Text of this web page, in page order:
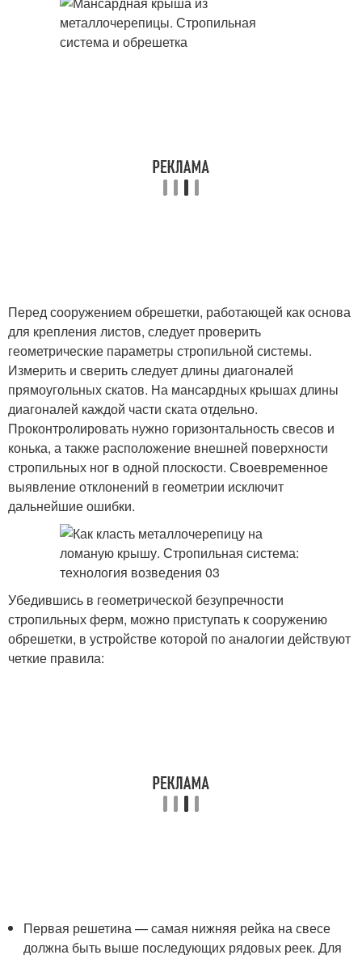
Перед сооружением обрешетки, работающей как основа
для крепления листов, следует проверить
геометрические параметры стропильной системы.
Измерить и сверить следует длины диагоналей
прямоугольных скатов. На мансардных крышах длины
диагоналей каждой части ската отдельно.
Проконтролировать нужно горизонтальность свесов и
конька, а также расположение внешней поверхности
стропильных ног в одной плоскости. Своевременное
выявление отклонений в геометрии исключит
дальнейшие ошибки.
Убедившись в геометрической безупречности
стропильных ферм, можно приступать к сооружению
обрешетки, в устройстве которой по аналогии действуют
четкие правила:
Первая решетина — самая нижняя рейка на свесе
должна быть выше последующих рядовых реек. Для